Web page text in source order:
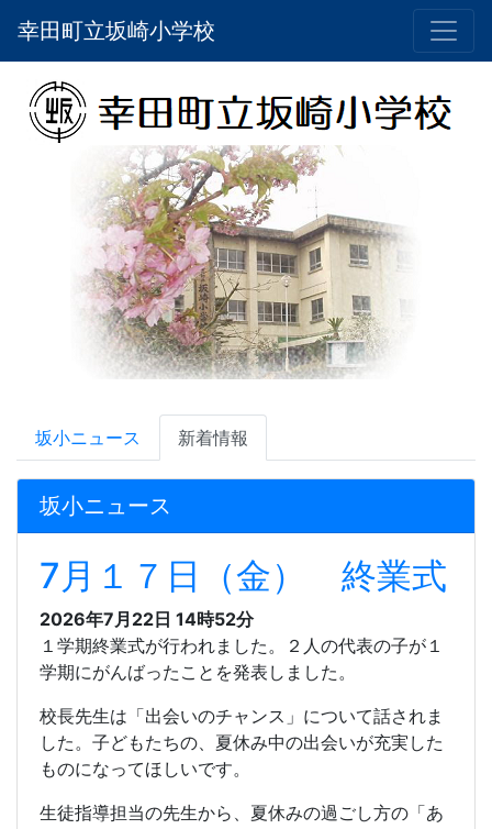
幸田町立坂崎小学校
坂小ニュース 新着情報
坂小ニュース
7月１７日（金） 終業式
2026年7月22日 14時52分
１学期終業式が行われました。２人の代表の子が１
学期にがんばったことを発表しました。
校長先生は「出会いのチャンス」について話されま
した。子どもたちの、夏休み中の出会いが充実した
ものになってほしいです。
生徒指導担当の先生から、夏休みの過ごし方の「あ